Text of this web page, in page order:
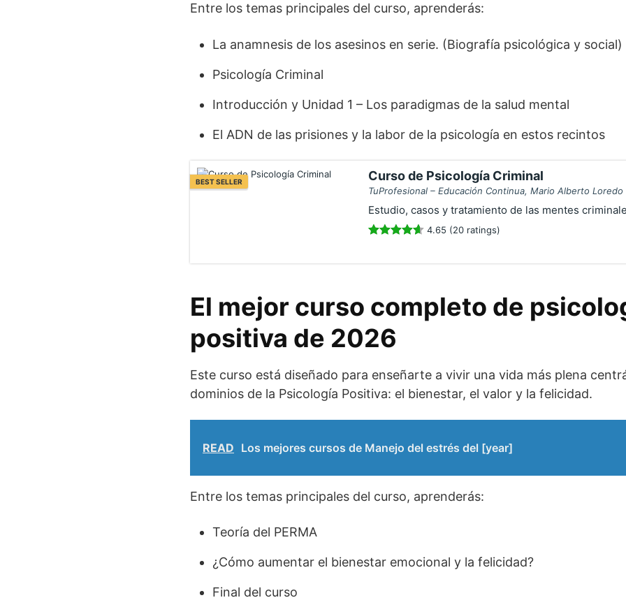
Entre los temas principales del curso, aprenderás:
La anamnesis de los asesinos en serie. (Biografía psicológica y social)
Psicología Criminal
Introducción y Unidad 1 – Los paradigmas de la salud mental
El ADN de las prisiones y la labor de la psicología en estos recintos
BEST SELLER Curso de Psicología Criminal
TuProfesional – Educación Continua, Mario Alberto Loredo
Estudio, casos y tratamiento de las mentes
4.65 (20 ratings)
El mejor curso completo de
positiva de 2026
Este curso está diseñado para enseñarte a vivir una vida más plena
dominios de la Psicología Positiva: el bienestar, el valor y la felicidad.
READ Los mejores cursos de Manejo del estrés del [year]
Entre los temas principales del curso, aprenderás:
Teoría del PERMA
¿Cómo aumentar el bienestar emocional y la felicidad?
Final del curso